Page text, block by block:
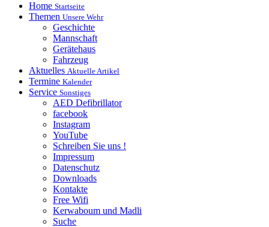
Home Startseite
Themen Unsere Wehr
Geschichte
Mannschaft
Gerätehaus
Fahrzeug
Aktuelles Aktuelle Artikel
Termine Kalender
Service Sonstiges
AED Defibrillator
facebook
Instagram
YouTube
Schreiben Sie uns !
Impressum
Datenschutz
Downloads
Kontakte
Free Wifi
Kerwaboum und Madli
Suche